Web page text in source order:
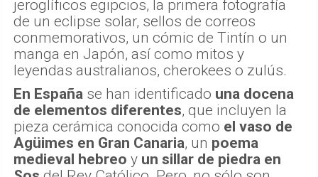
jeroglíficos egipcios, la primera fotografía
de un eclipse solar, sellos de correos
conmemorativos, un cómic de Tintín o un
manga en Japón, así como mitos y
leyendas australianos, cherokees o zulús.
En España se han identificado una docena
de elementos diferentes, que incluyen la
pieza cerámica conocida como el vaso de
Agüimes en Gran Canaria, un poema
medieval hebreo y un sillar de piedra en